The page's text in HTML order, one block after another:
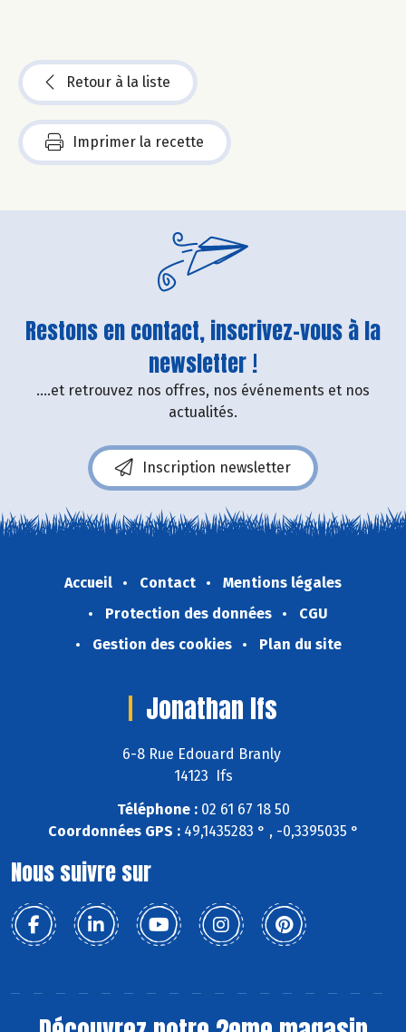
Retour à la liste
Imprimer la recette
Restons en contact, inscrivez-vous à la
newsletter !
....et retrouvez nos offres, nos événements et nos
actualités.
Inscription newsletter
Accueil Contact
Mentions légales
Protection des données
CGU
Gestion des cookies
Plan du site
Jonathan Ifs
6-8 Rue Edouard Branly
14123 Ifs
Téléphone :02 61 67 18 50
Coordonnées GPS :49,1435283 ° , -0,3395035 °
Nous suivre sur